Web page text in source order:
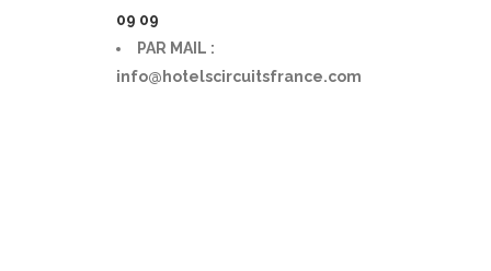
09 09
PAR MAIL :
info@hotelscircuitsfrance.com